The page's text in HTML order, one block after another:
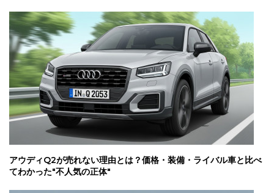
アウディQ2が売れない理由とは？価格・装備・ライバル車と比べ
てわかった"不人気の正体"